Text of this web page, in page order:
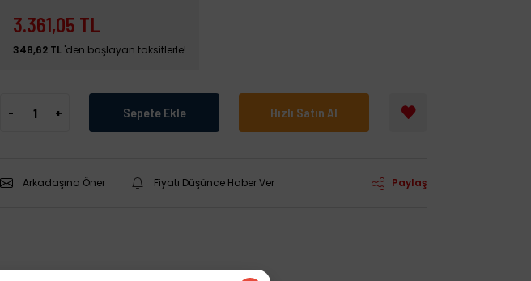
3.361,05 TL
348,62 TL 'den başlayan taksitlerle!
- + Sepete Ekle Hızlı Satın Al
Arkadaşına Öner Fiyatı Düşünce Haber Ver Paylaş